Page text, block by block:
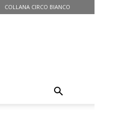
COLLANA CIRCO BIANCO